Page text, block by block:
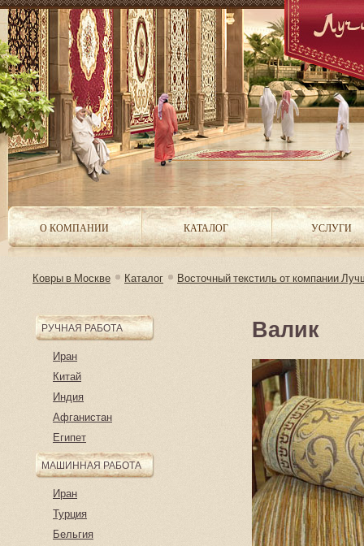
Ковры в Москве Каталог Восточный текстиль от компании
РУЧНАЯ РАБОТА
Иран
Китай
Индия
Афганистан
Египет
МАШИННАЯ РАБОТА
Иран
Турция
Бельгия
Валик
О КОМПАНИИ КАТАЛОГ УСЛУГИ